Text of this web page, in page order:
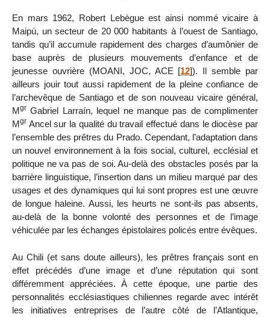
En mars 1962, Robert Lebègue est ainsi nommé vicaire à
Maipú, un secteur de 20 000 habitants à l’ouest de Santiago,
tandis qu’il accumule rapidement des charges d’aumônier de
base auprès de plusieurs mouvements d’enfance et de
jeunesse ouvrière (MOANI, JOC, ACE [12]). Il semble par
ailleurs jouir tout aussi rapidement de la pleine confiance de
l’archevêque de Santiago et de son nouveau vicaire général,
Mgr Gabriel Larraín, lequel ne manque pas de complimenter
Mgr Ancel sur la qualité du travail effectué dans le diocèse par
l’ensemble des prêtres du Prado. Cependant, l’adaptation dans
un nouvel environnement à la fois social, culturel, ecclésial et
politique ne va pas de soi. Au-delà des obstacles posés par la
barrière linguistique, l’insertion dans un milieu marqué par des
usages et des dynamiques qui lui sont propres est une œuvre
de longue haleine. Aussi, les heurts ne sont-ils pas absents,
au-delà de la bonne volonté des personnes et de l’image
véhiculée par les échanges épistolaires policés entre évêques.
Au Chili (et sans doute ailleurs), les prêtres français sont en
effet précédés d’une image et d’une réputation qui sont
différemment appréciées. À cette époque, une partie des
personnalités ecclésiastiques chiliennes regarde avec intérêt
les initiatives entreprises de l’autre côté de l’Atlantique,